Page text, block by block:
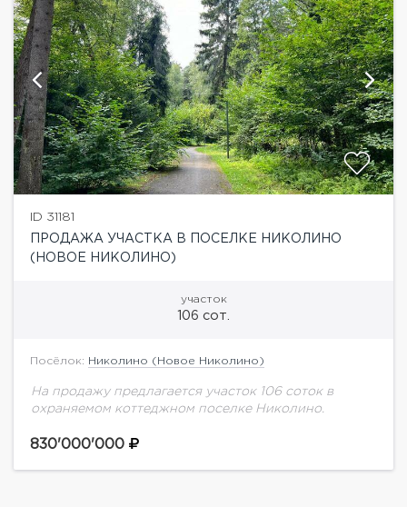
ID 31181
ПРОДАЖА УЧАСТКА В ПОСЕЛКЕ НИКОЛИНО
(НОВОЕ НИКОЛИНО)
участок
106 сот.
Посёлок: Николино (Новое Николино)
На продажу предлагается участок 106 соток в
охраняемом коттеджном поселке Николино.
830'000'000